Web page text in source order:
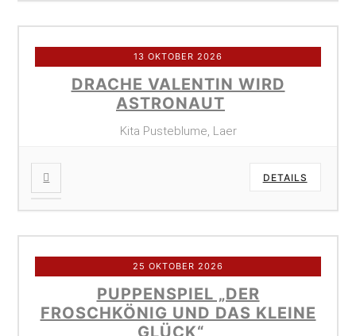
13 OKTOBER 2026
DRACHE VALENTIN WIRD
ASTRONAUT
Kita Pusteblume, Laer
DETAILS
25 OKTOBER 2026
PUPPENSPIEL „DER
FROSCHKÖNIG UND DAS KLEINE
GLÜCK“